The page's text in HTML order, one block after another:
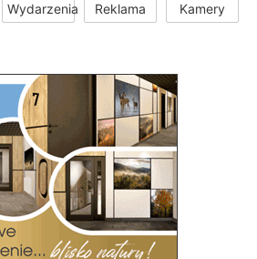
Wydarzenia Reklama Kamery